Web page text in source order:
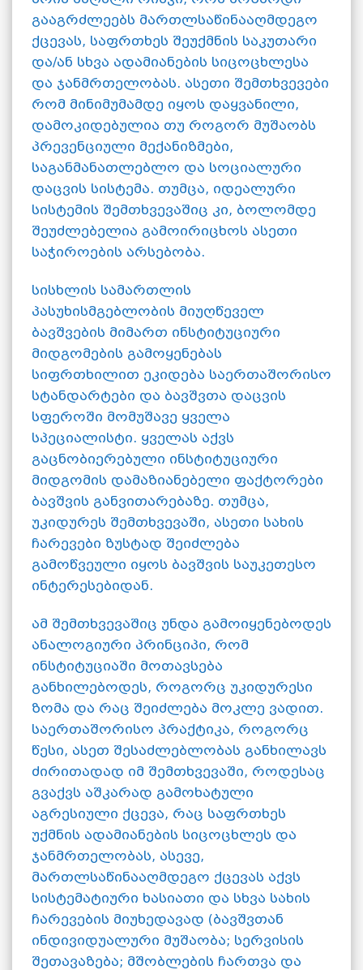
გააგრძლეებს მართლსაწინააღმდეგო
ქცევას, საფრთხეს შეუქმნის საკუთარი
და/ან სხვა ადამიანების სიცოცხლესა
და ჯანმრთელობას. ასეთი შემთხვევები
რომ მინიმუმამდე იყოს დაყვანილი,
დამოკიდებულია თუ როგორ მუშაობს
პრევენციული მექანიზმები,
საგანმანათლებლო და სოციალური
დაცვის სისტემა. თუმცა, იდეალური
სისტემის შემთხვევაშიც კი, ბოლომდე
შეუძლებელია გამოირიცხოს ასეთი
საჭიროების არსებობა.
სისხლის სამართლის
პასუხისმგებლობის მიუღწეველ
ბავშვების მიმართ ინსტიტუციური
მიდგომების გამოყენებას
სიფრთხილით ეკიდება საერთაშორისო
სტანდარტები და ბავშვთა დაცვის
სფეროში მომუშავე ყველა
სპეციალისტი. ყველას აქვს
გაცნობიერებული ინსტიტუციური
მიდგომის დამაზიანებელი ფაქტორები
ბავშვის განვითარებაზე. თუმცა,
უკიდურეს შემთხვევაში, ასეთი სახის
ჩარევები ზუსტად შეიძლება
გამოწვეული იყოს ბავშვის საუკეთესო
ინტერესებიდან.
ამ შემთხვევაშიც უნდა გამოიყენებოდეს
ანალოგიური პრინციპი, რომ
ინსტიტუციაში მოთავსება
განხილებოდეს, როგორც უკიდურესი
ზომა და რაც შეიძლება მოკლე ვადით.
საერთაშორისო პრაქტიკა, როგორც
წესი, ასეთ შესაძლებლობას განხილავს
ძირითადად იმ შემთხვევაში, როდესაც
გვაქვს აშკარად გამოხატული
აგრესიული ქცევა, რაც საფრთხეს
უქმნის ადამიანების სიცოცხლეს და
ჯანმრთელობას, ასევე,
მართლსაწინააღმდეგო ქცევას აქვს
სისტემატიური ხასიათი და სხვა სახის
ჩარევების მიუხედავად (ბავშვთან
ინდივიდუალური მუშაობა; სერვისის
შეთავაზება; მშობლების ჩართვა და